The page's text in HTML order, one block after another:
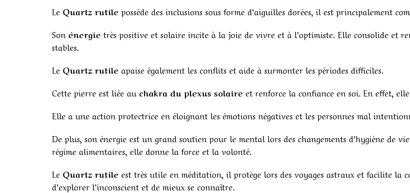
Le Quartz rutile possède des inclusions sous forme d’aiguilles dorées, il est principalement
Son énergie très positive et solaire incite à la joie de vivre et à l’optimiste. Elle consolide et
stables.
Le Quartz rutile apaise également les conflits et aide à surmonter les périodes difficiles.
Cette pierre est liée au chakra du plexus solaire et renforce la confiance en soi. En effet,
Elle a une action protectrice en éloignant les émotions négatives et les personnes mal
De plus, son énergie est un grand soutien pour le mental lors des changements d’hygiène de
régime alimentaires, elle donne la force et la volonté.
Le Quartz rutile est très utile en méditation, il protège lors des voyages astraux et facilite la
d’explorer l’inconscient et de mieux se connaître.